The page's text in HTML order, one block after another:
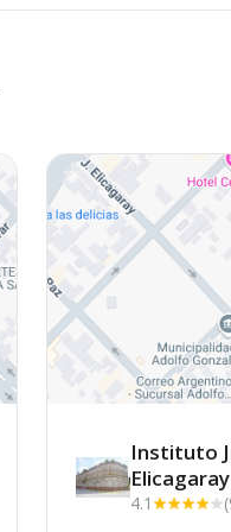
Instituto
Elicagaray
4.1